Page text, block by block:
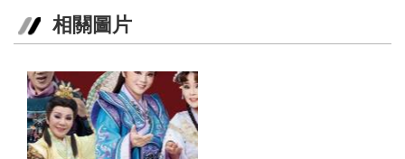
影
音
區
回
首
相關圖片